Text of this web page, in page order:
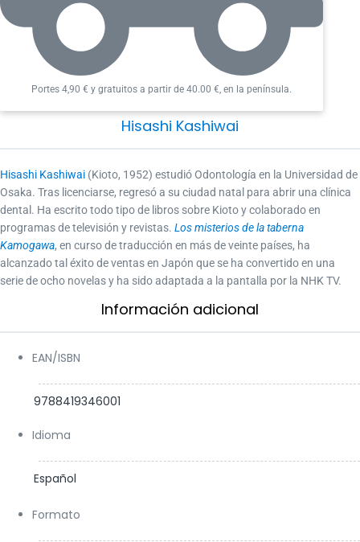
mundial con esta historia de detectives que combina el
misterio y la gastronomía».
El Mundo
no leer con hambre».
El País Babelia
«Una historia llena de ternura».
«Los personajes deLos misterios de la taberna
Kamogawabuscan el sabor de los recuerdos. Al igual
profundamente conectados con los recuerdos. Las
descripciones de los bellos paisajes de Kioto y sus
platos autóctonos, que son como el paisaje original de
Genki Kawamura, autor de
desaparecieran del mundo
Portes 4,90 € y gratuitos a partir de 40.00 €, en la península.
Hisashi Kashiwai
Hisashi Kashiwai (Kioto, 1952) estudió Odontología en la Universidad de
Osaka. Tras licenciarse, regresó a su ciudad natal para abrir una clínica
dental. Ha escrito todo tipo de libros sobre Kioto y colaborado en
programas de televisión y revistas. Los misterios de la taberna
Kamogawa, en curso de traducción en más de veinte países, ha
alcanzado tal éxito de ventas en Japón que se ha convertido en una
serie de ocho novelas y ha sido adaptada a la pantalla por la NHK TV.
Información adicional​
EAN/ISBN
9788419346001
Idioma
Español
Formato